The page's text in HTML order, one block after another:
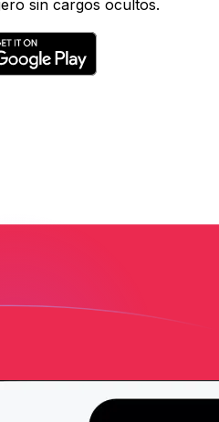
sin cargos ocultos.